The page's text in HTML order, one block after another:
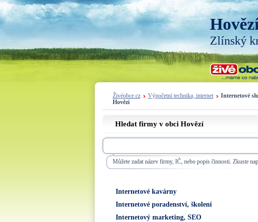
Zlínský
Živéobce.cz Výpočetní technika, internet
Internetové
Hovězí
Hledat firmy v obci Hovězí
Můžete zadat název firmy, IČ, nebo popis činnosti. Zkuste
Internetové kavárny
Internetové poradenství, školení
Internetový marketing, SEO